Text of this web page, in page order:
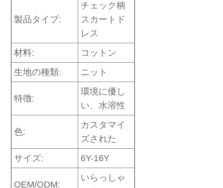
製品タイプ:
チェック柄
スカートド
レス
材料:
コットン
生地の種類:
ニット
特徴:
環境に優し
い、水溶性
色:
カスタマイ
ズされた
サイズ:
6Y-16Y
OEM/ODM:
いらっしゃ